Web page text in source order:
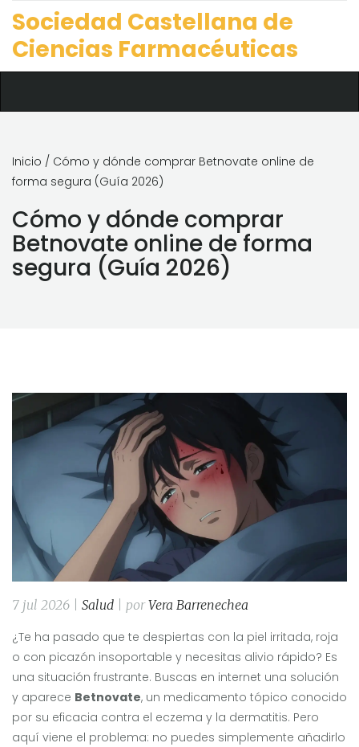
Sociedad Castellana de
Ciencias Farmacéuticas
Inicio / Cómo y dónde comprar Betnovate online de
forma segura (Guía 2026)
Cómo y dónde comprar
Betnovate online de forma
segura (Guía 2026)
7 jul 2026 | Salud | porVera Barrenechea
¿Te ha pasado que te despiertas con la piel irritada, roja
o con picazón insoportable y necesitas alivio rápido? Es
una situación frustrante. Buscas en internet una solución
y aparece Betnovate, un medicamento tópico conocido
por su eficacia contra el eczema y la dermatitis. Pero
aquí viene el problema: no puedes simplemente añadirlo